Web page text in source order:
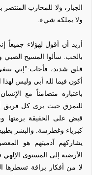
الجبار، ولا للمحارب
ولا يملكه شيء.
أريد أن أقول لهؤلاء
بالحب. سألوا المسيح الصبي
قلق شديد، فأجاب:"إني
أكون فيما لله أبي وليس
باعتباره متضامناً مع
للتمزق حيث يرى كل فريق
قبض على الحقيقة برمتها
كبرياء وغطرسة. والبشر
يشاركهم آدميتهم هو
الأرضية إلى المستوى
لا من أفكار براقة تسطرها